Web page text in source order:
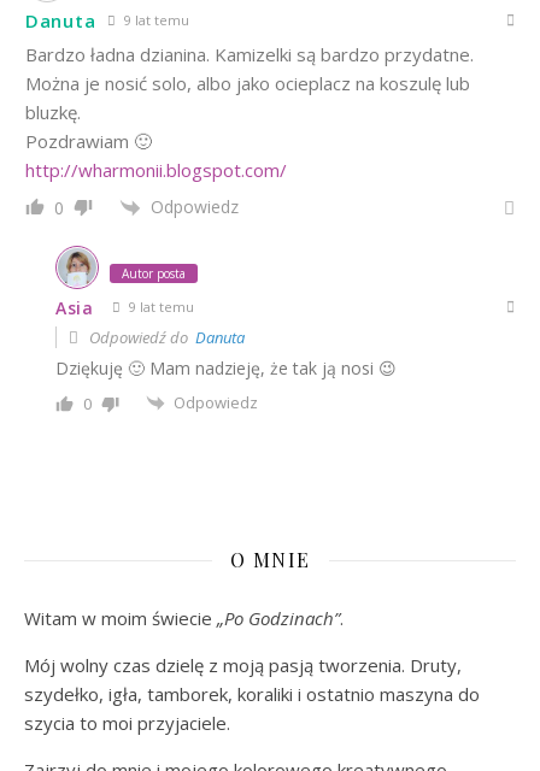
Danuta 9 lat temu
Bardzo ładna dzianina. Kamizelki są bardzo przydatne.
Można je nosić solo, albo jako ocieplacz na koszulę lub
bluzkę.
Pozdrawiam 🙂
http://wharmonii.blogspot.com/
0 Odpowiedz
Autor posta
Asia 9 lat temu
Odpowiedź do Danuta
Dziękuję 🙂 Mam nadzieję, że tak ją nosi 😉
0 Odpowiedz
O MNIE
Witam w moim świecie „Po Godzinach”.
Mój wolny czas dzielę z moją pasją tworzenia. Druty,
szydełko, igła, tamborek, koraliki i ostatnio maszyna do
szycia to moi przyjaciele.